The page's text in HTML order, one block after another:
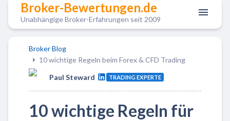
Broker-Bewertungen.de
Unabhängige Broker-Erfahrungen seit 2009
Broker Blog
10 wichtige Regeln beim Forex & CFD Trading
Paul Steward TRADING EXPERTE
10 wichtige Regeln für